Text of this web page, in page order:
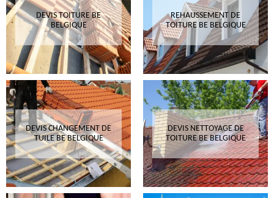
DEVIS TOITURE BE
BELGIQUE
REHAUSSEMENT DE
TOITURE BE BELGIQUE
DEVIS CHANGEMENT DE
TUILE BE BELGIQUE
DEVIS NETTOYAGE DE
TOITURE BE BELGIQUE